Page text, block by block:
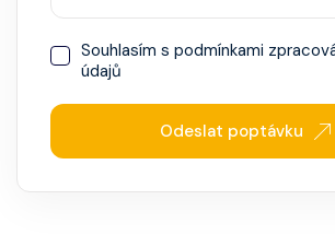
Souhlasím s podmínkami
údajů
Odeslat poptávku